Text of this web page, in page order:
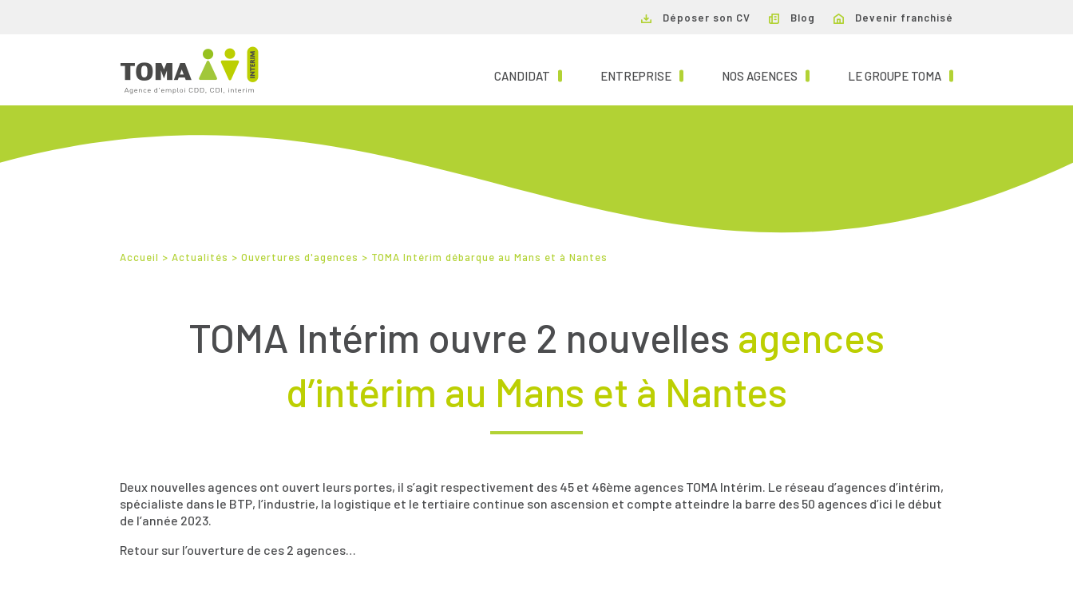
Déposer son CV Blog Devenir franchisé
CANDIDAT (CURRENT)ENTREPRISE(CURRENT)NOS AGENCES (CURRENT)LE GROUPE TOMA (CURRENT)
Accueil > Actualités > Ouvertures d'agences > TOMA Intérim débarque au Mans et à Nantes
TOMA Intérim ouvre 2 nouvelles agences
d’intérim au Mans et à Nantes
Deux nouvelles agences ont ouvert leurs portes, il s’agit respectivement des 45 et 46ème agences TOMA Intérim. Le réseau d’agences d’intérim,
spécialiste dans le BTP, l’industrie, la logistique et le tertiaire continue son ascension et compte atteindre la barre des 50 agences d’ici le début
de l’année 2023.
Retour sur l’ouverture de ces 2 agences…